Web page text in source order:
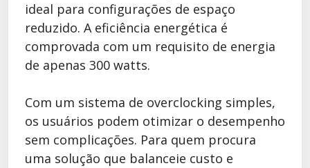
ideal para configurações de espaço
reduzido. A eficiência energética é
comprovada com um requisito de energia
de apenas 300 watts.
Com um sistema de overclocking simples,
os usuários podem otimizar o desempenho
sem complicações. Para quem procura
uma solução que balanceie custo e